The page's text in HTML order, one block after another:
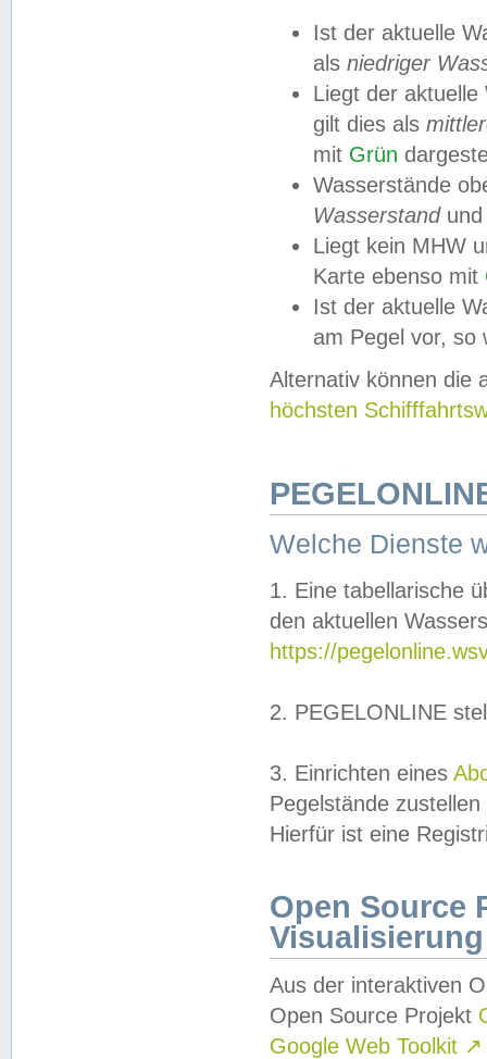
Ist der aktuelle
als niedriger
Liegt der
gilt dies als
mit Grün
Wasserstände
Wasserstandund
Liegt kein MHW
Karte ebenso mit
Ist der aktuelle
am Pegel vor,
Alternativ können die
höchsten
Welche Dienste
1. Eine tabellarische
den aktuellen
https://
2. PEGELONLINE
3. Einrichten eines
Pegelstände
Hierfür ist eine
Open Source
Visualisierung
Aus der interaktiven
Open Source Projekt
Google Web Toolkit ↗